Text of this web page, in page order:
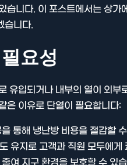
습니다. 이 포스트에서는 상가
습니다.
요성
유입되거나 내부의 열이 외
은 이유로 단열이 필요합니다:
통해 냉난방 비용을 절감할
유지로 고객과 직원 모두에게
여 지구 환경을 보호할 수 있